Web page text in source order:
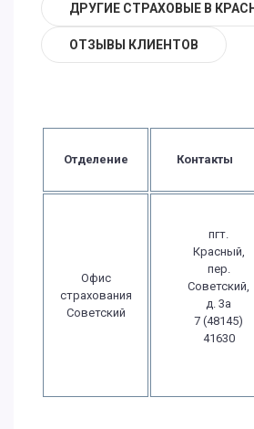
ДРУГИЕ СТРАХОВЫЕ В
ОТЗЫВЫ КЛИЕНТОВ
Отделение Контакты
Офис
страхования
Советский
пгт.
Красный,
пер.
Советский,
д. 3а
7 (48145)
41630